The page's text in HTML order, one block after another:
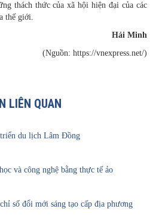
thách thức của xã hội hiện đại của các
thế giới.
Hải Minh
(Nguồn: https://vnexpress.net/)
LIÊN QUAN
du lịch Lâm Đồng
và công nghệ bằng thực tế ảo
số đổi mới sáng tạo cấp địa phương